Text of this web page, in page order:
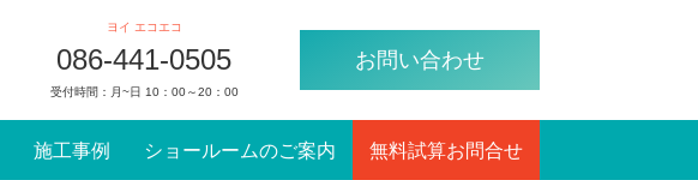
ヨイ エコエコ
086-441-0505
受付時間：月~日 10：00～20：00
お問い合わせ
施工事例 ショールームのご案内 無料試算お問合せ